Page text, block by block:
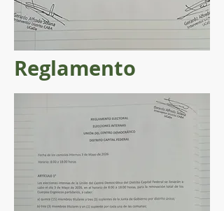
Reglamento